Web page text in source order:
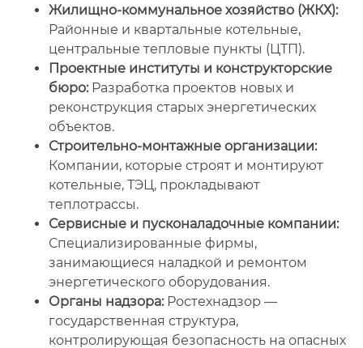
Жилищно-коммунальное хозяйство (ЖКХ):
Районные и квартальные котельные,
центральные тепловые пункты (ЦТП).
Проектные институты и конструкторские
бюро:Разработка проектов новых и
реконструкция старых энергетических
объектов.
Строительно-монтажные организации:
Компании, которые строят и монтируют
котельные, ТЭЦ, прокладывают
теплотрассы.
Сервисные и пусконаладочные компании:
Специализированные фирмы,
занимающиеся наладкой и ремонтом
энергетического оборудования.
Органы надзора:Ростехнадзор —
государственная структура,
контролирующая безопасность на опасных